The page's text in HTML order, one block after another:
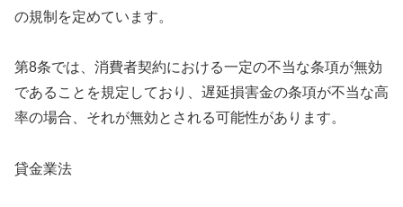
の規制を定めています。
第8条では、消費者契約における一定の不当な条項が無効
であることを規定しており、遅延損害金の条項が不当な高
率の場合、それが無効とされる可能性があります。
貸金業法